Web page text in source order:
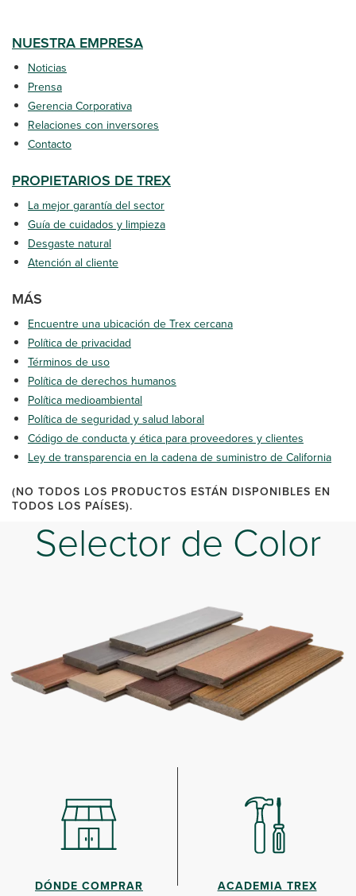
NUESTRA EMPRESA
Noticias
Prensa
Gerencia Corporativa
Relaciones con inversores
Contacto
PROPIETARIOS DE TREX
La mejor garantía del sector
Guía de cuidados y limpieza
Desgaste natural
Atención al cliente
MÁS
Encuentre una ubicación de Trex cercana
Política de privacidad
Términos de uso
Política de derechos humanos
Política medioambiental
Política de seguridad y salud laboral
Código de conducta y ética para proveedores y clientes
Ley de transparencia en la cadena de suministro de California
(NO TODOS LOS PRODUCTOS ESTÁN DISPONIBLES EN
TODOS LOS PAÍSES).
Selector de Color
DÓNDE COMPRAR ACADEMIA TREX